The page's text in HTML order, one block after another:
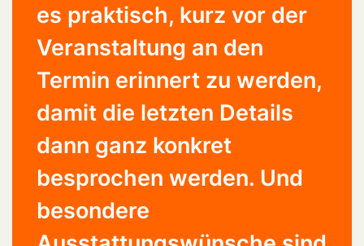
es praktisch, kurz vor der
Veranstaltung an den
Termin erinnert zu werden,
damit die letzten Details
dann ganz konkret
besprochen werden. Und
besondere